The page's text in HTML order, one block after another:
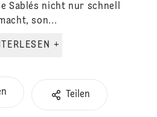
Sablés nicht nur schnell
son...
WEITERLESEN +
Teilen